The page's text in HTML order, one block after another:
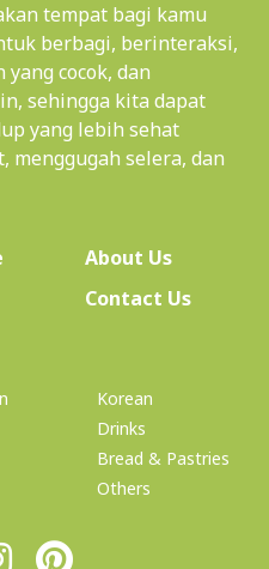
tempat bagi kamu
berbagi, berinteraksi,
cocok, dan
sehingga kita dapat
yang lebih sehat
menggugah selera, dan
About Us(current)
Contact Us
Korean
Drinks
Bread & Pastries
Others